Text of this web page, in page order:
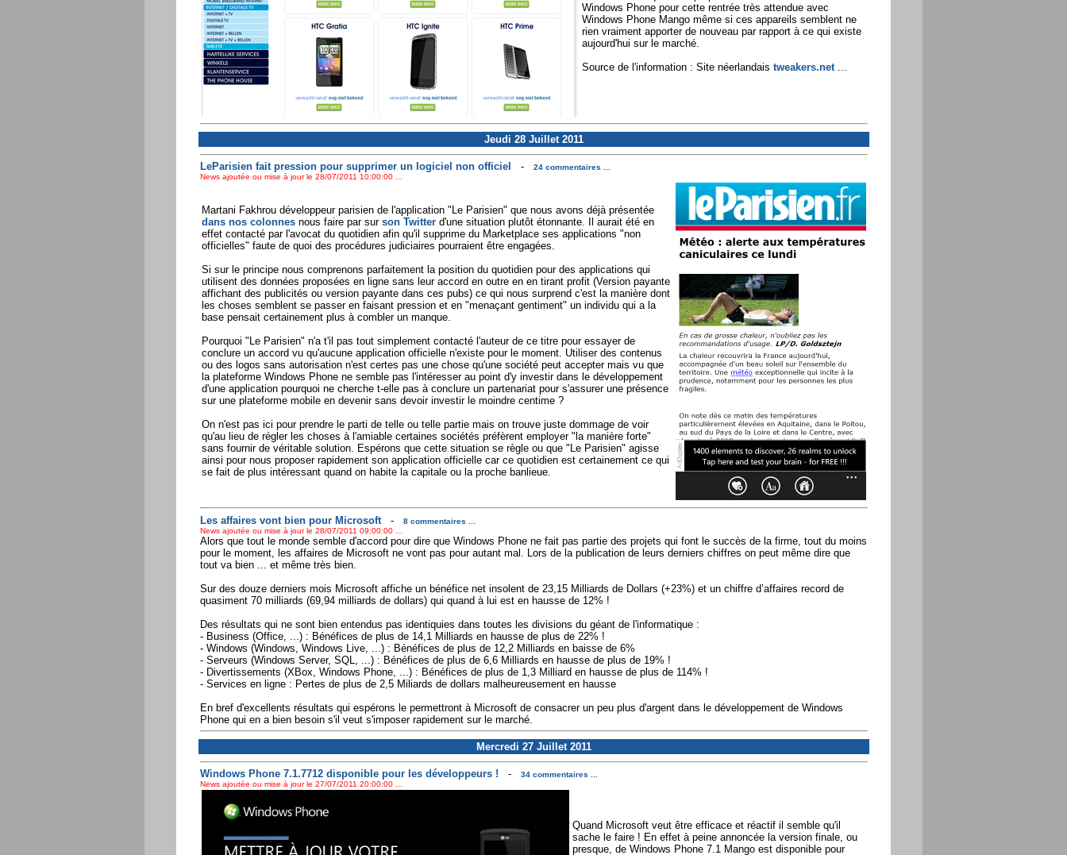
Windows Phone pour cette rentrée très attendue avec
Windows Phone Mango même si ces appareils semblent ne
rien vraiment apporter de nouveau par rapport à ce qui existe
aujourd'hui sur le marché.
Source de l'information : Site néerlandais tweakers.net...
Jeudi 28 Juillet 2011
LeParisien fait pression pour supprimer un logiciel non officiel -
24 commentaires ...
News ajoutée ou mise à jour le 28/07/2011 10:00:00 ...
Martani Fakhrou développeur parisien de l'application "Le Parisien" que nous avons déjà présentée
dans nos colonnesnous faire par sur son Twitterd'une situation plutôt étonnante. Il aurait été en
effet contacté par l'avocat du quotidien afin qu'il supprime du Marketplace ses applications "non
officielles" faute de quoi des procédures judiciaires pourraient être engagées.
Si sur le principe nous comprenons parfaitement la position du quotidien pour des applications qui
utilisent des données proposées en ligne sans leur accord en outre en en tirant profit (Version payante
affichant des publicités ou version payante dans ces pubs) ce qui nous surprend c'est la manière dont
les choses semblent se passer en faisant pression et en "menaçant gentiment" un individu qui a la
base pensait certainement plus à combler un manque.
Pourquoi "Le Parisien" n'a t'il pas tout simplement contacté l'auteur de ce titre pour essayer de
conclure un accord vu qu'aucune application officielle n'existe pour le moment. Utiliser des contenus
ou des logos sans autorisation n'est certes pas une chose qu'une société peut accepter mais vu que
la plateforme Windows Phone ne semble pas l'intéresser au point d'y investir dans le développement
d'une application pourquoi ne cherche t-elle pas à conclure un partenariat pour s'assurer une présence
sur une plateforme mobile en devenir sans devoir investir le moindre centime ?
On n'est pas ici pour prendre le parti de telle ou telle partie mais on trouve juste dommage de voir
qu'au lieu de régler les choses à l'amiable certaines sociétés préfèrent employer "la manière forte"
sans fournir de véritable solution. Espérons que cette situation se règle ou que "Le Parisien" agisse
ainsi pour nous proposer rapidement son application officielle car ce quotidien est certainement ce qui
se fait de plus intéressant quand on habite la capitale ou la proche banlieue.
Les affaires vont bien pour Microsoft-
8 commentaires ...
News ajoutée ou mise à jour le 28/07/2011 09:00:00 ...
Alors que tout le monde semble d'accord pour dire que Windows Phone ne fait pas partie des projets qui font le succès de la firme, tout du moins
pour le moment, les affaires de Microsoft ne vont pas pour autant mal. Lors de la publication de leurs derniers chiffres on peut même dire que
tout va bien ... et même très bien.
Sur des douze derniers mois Microsoft affiche un bénéfice net insolent de 23,15 Milliards de Dollars (+23%) et un chiffre d’affaires record de
quasiment 70 milliards (69,94 milliards de dollars) qui quand à lui est en hausse de 12% !
Des résultats qui ne sont bien entendus pas identiquies dans toutes les divisions du géant de l'informatique :
- Business (Office, ...) : Bénéfices de plus de 14,1 Milliards en hausse de plus de 22% !
- Windows (Windows, Windows Live, ...) : Bénéfices de plus de 12,2 Milliards en baisse de 6%
- Serveurs (Windows Server, SQL, ...) : Bénéfices de plus de 6,6 Milliards en hausse de plus de 19% !
- Divertissements (XBox, Windows Phone, ...) : Bénéfices de plus de 1,3 Milliard en hausse de plus de 114% !
- Services en ligne : Pertes de plus de 2,5 Miliards de dollars malheureusement en hausse
En bref d'excellents résultats qui espérons le permettront à Microsoft de consacrer un peu plus d'argent dans le développement de Windows
Phone qui en a bien besoin s'il veut s'imposer rapidement sur le marché.
Mercredi 27 Juillet 2011
Windows Phone 7.1.7712 disponible pour les développeurs ! -
34 commentaires ...
News ajoutée ou mise à jour le 27/07/2011 20:00:00 ...
Quand Microsoft veut être efficace et réactif il semble qu'il
sache le faire ! En effet à peine annoncée la version finale, ou
presque, de Windows Phone 7.1 Mango est disponible pour